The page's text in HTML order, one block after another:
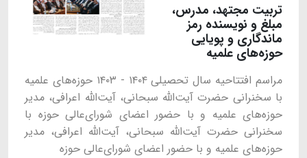
تربیت مجتهد، مدرس،
مبلغ و نویسنده رمز
ماندگاری و پویایی
حوزه‌های علمیه
مراسم افتتاحیه سال تحصیلی ۱۴۰۴ - ۱۴۰۳ حوزه‌های علمیه
با سخنرانی حضرت آیت‌الله سبحانی، آیت‌الله اعرافی، مدیر
حوزه‌های علمیه و با حضور اعضای شورای‌عالی حوزه با
سخنرانی حضرت آیت‌الله سبحانی، آیت‌الله اعرافی، مدیر
حوزه‌های علمیه و با حضور اعضای شورای‌عالی حوزه